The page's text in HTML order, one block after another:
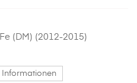
(DM) (2012-2015)
Informationen